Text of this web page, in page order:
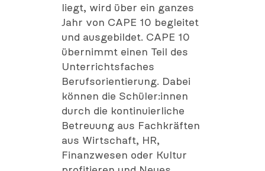
liegt, wird über ein ganzes
Jahr von CAPE 10 begleitet
und ausgebildet. CAPE 10
übernimmt einen Teil des
Unterrichtsfaches
Berufsorientierung. Dabei
können die Schüler:innen
durch die kontinuierliche
Betreuung aus Fachkräften
aus Wirtschaft, HR,
Finanzwesen oder Kultur